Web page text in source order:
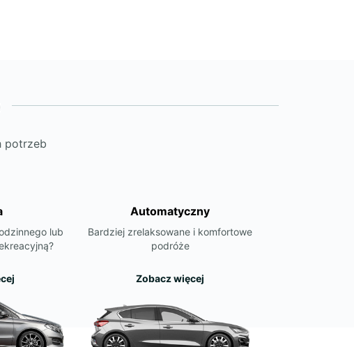
potrzeb
lub
Automatyczny
Bardziej zrelaksowane i komfortowe
podróże
Zobacz więcej